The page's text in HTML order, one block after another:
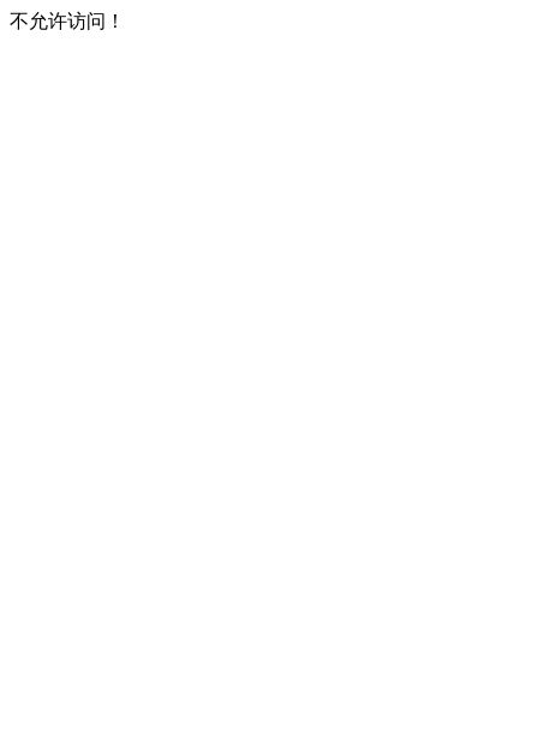
不允许访问！